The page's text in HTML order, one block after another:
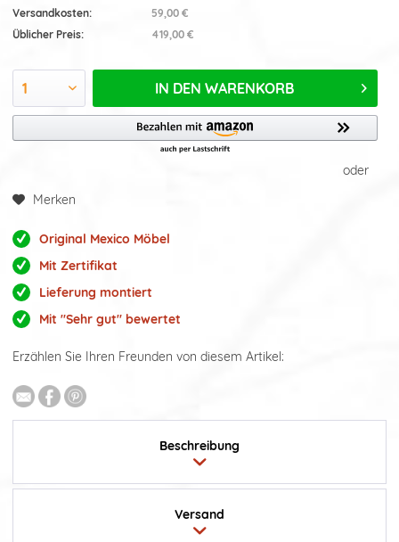
Versandkosten:
59,00 €
Üblicher Preis:
419,00 €
IN DEN WARENKORB
oder
Merken
Original Mexico Möbel
Mit Zertifikat
Lieferung montiert
Mit "Sehr gut" bewertet
Erzählen Sie Ihren Freunden von diesem Artikel:
Beschreibung
Versand